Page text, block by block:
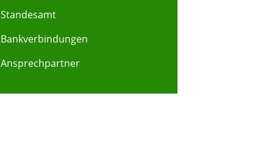
Standesamt
Bankverbindungen
Ansprechpartner